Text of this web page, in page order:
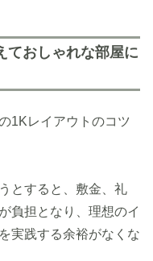
ておしゃれな部屋に
1Kレイアウトのコツ
とすると、敷金、礼
負担となり、理想のイ
実践する余裕がなくな